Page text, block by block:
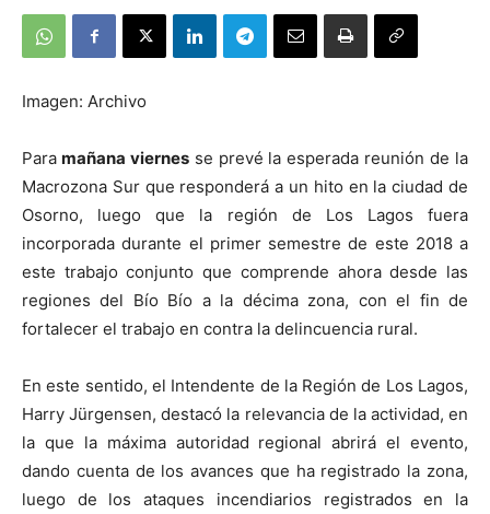
Imagen: Archivo
Para mañana viernesse prevé la esperada reunión de la
Macrozona Sur que responderá a un hito en la ciudad de
Osorno, luego que la región de Los Lagos fuera
incorporada durante el primer semestre de este 2018 a
este trabajo conjunto que comprende ahora desde las
regiones del Bío Bío a la décima zona, con el fin de
fortalecer el trabajo en contra la delincuencia rural.
En este sentido, el Intendente de la Región de Los Lagos,
Harry Jürgensen, destacó la relevancia de la actividad, en
la que la máxima autoridad regional abrirá el evento,
dando cuenta de los avances que ha registrado la zona,
luego de los ataques incendiarios registrados en la